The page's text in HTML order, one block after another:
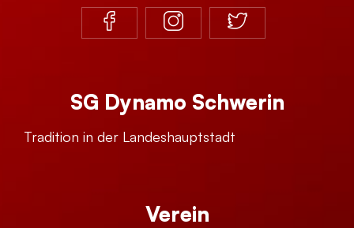
SG Dynamo Schwerin
Tradition in der Landeshauptstadt
Verein